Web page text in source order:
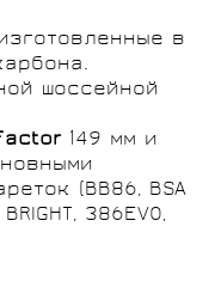
в
шоссейной
149 мм и
(BB86, BSA
386EVO,